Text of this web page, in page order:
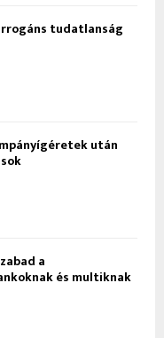
tudatlanság
után
a
és multiknak